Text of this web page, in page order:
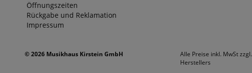
Öffnungszeiten
Rückgabe und Reklamation
Impressum
© 2026 Musikhaus Kirstein GmbH Alle Preise inkl. MwSt zzgl.
Herstellers